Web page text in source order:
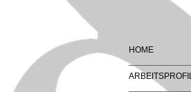
HOME
ARBEITSPROFIL